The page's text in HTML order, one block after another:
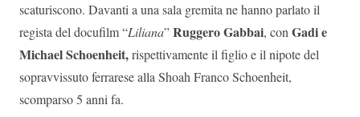
scaturiscono. Davanti a una sala gremita ne hanno parlato il
regista del docufilm “Liliana”Ruggero Gabbai, conGadi e
Michael Schoenheit,rispettivamente il figlio e il nipote del
sopravvissuto ferrarese alla Shoah Franco Schoenheit,
scomparso 5 anni fa.